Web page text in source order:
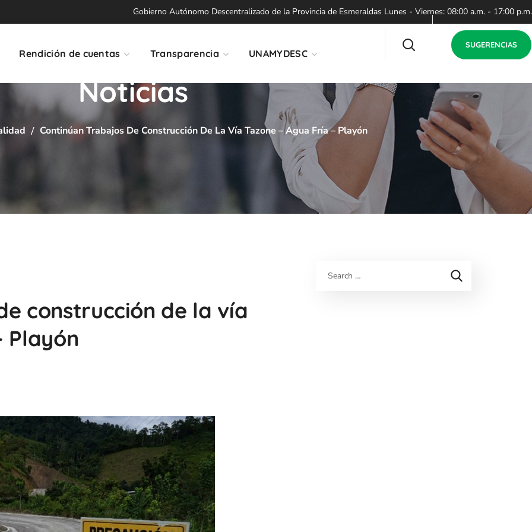
Gobierno Autónomo Descentralizado de la Provincia de Esmeraldas Lunes - Viernes: 08:00 a.m. - 17:00 p.m.
Rendición de cuentas Transparencia UNAMYDESC
SUGERENCIAS
Noticias
Continúan Trabajos De Construcción De La Vía Tazone – Agua Fría – Playón
construcción de la vía
Playón